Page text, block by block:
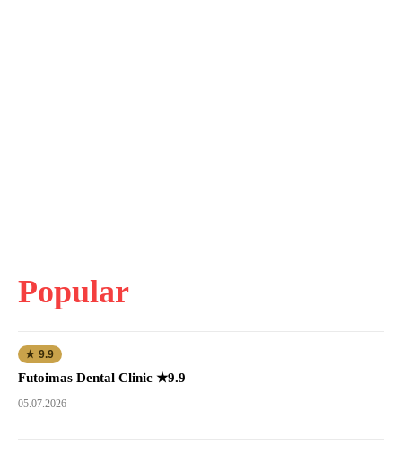
Popular
★ 9.9
Futoimas Dental Clinic ★9.9
05.07.2026